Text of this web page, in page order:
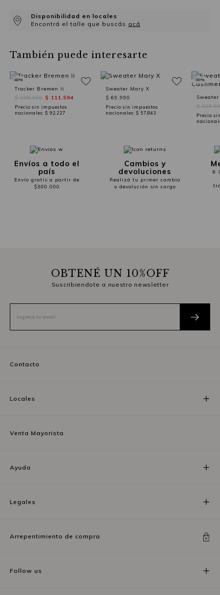
Disponibilidad en locales
Encontrá el talle que buscás acá
También puede interesarte
Tracker Bremen Ii
$ 185,990 $ 111,594
Precio sin impuestos
nacionales: $ 92,227
-40%
Sweater Mary X
$ 69,990
Precio sin impuestos
nacionales: $ 57,843
$
Precio
-30%
Envíos a todo el
país
Envío gratis a partir de
$300.000
Cambios y
devoluciones
Realizá tu primer cambio
o devolución sin cargo
6
OBTENÉ UN 10%OFF
Suscribiendote a nuestro newsletter
Contacto
Locales
Venta Mayorista
Ayuda
Legales
Arrepentimiento de compra
Follow us